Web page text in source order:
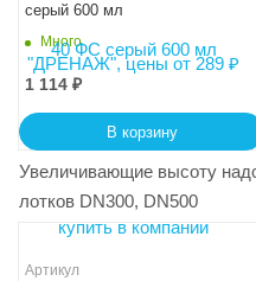
серый 600 мл
Много
1 114 ₽
В корзину
Увеличивающие высоту
лотков DN300, DN500
Артикул